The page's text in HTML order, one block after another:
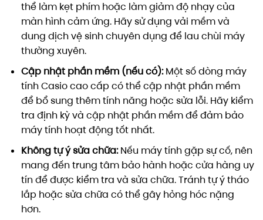
thể làm kẹt phím hoặc làm giảm độ nhạy của
màn hình cảm ứng. Hãy sử dụng vải mềm và
dung dịch vệ sinh chuyên dụng để lau chùi máy
thường xuyên.
Cập nhật phần mềm (nếu có):Một số dòng máy
tính Casio cao cấp có thể cập nhật phần mềm
để bổ sung thêm tính năng hoặc sửa lỗi. Hãy kiểm
tra định kỳ và cập nhật phần mềm để đảm bảo
máy tính hoạt động tốt nhất.
Không tự ý sửa chữa:Nếu máy tính gặp sự cố, nên
mang đến trung tâm bảo hành hoặc cửa hàng uy
tín để được kiểm tra và sửa chữa. Tránh tự ý tháo
lắp hoặc sửa chữa có thể gây hỏng hóc nặng
hơn.